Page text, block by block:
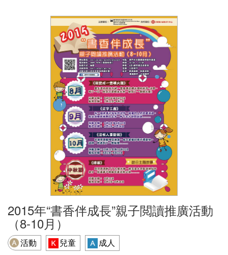
2015年“書香伴成長”親子閲讀推廣活動
（8-10月）
活動 兒童
成人